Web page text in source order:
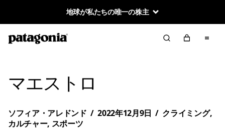
地球が私たちの唯一の株主
マエストロ
ソフィア・アレドンド / 2022年12月9日 / クライミング,
カルチャー, スポーツ